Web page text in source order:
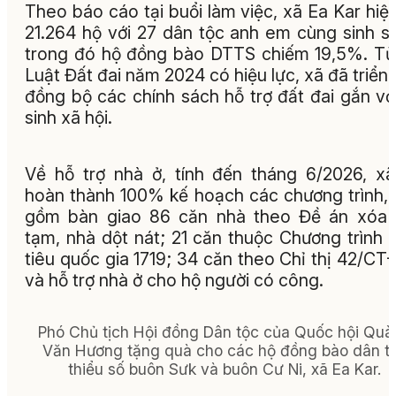
Theo báo cáo tại buổi làm việc, xã Ea Kar
21.264 hộ với 27 dân tộc anh em cùng sinh
trong đó hộ đồng bào DTTS chiếm 19,5%.
Luật Đất đai năm 2024 có hiệu lực, xã đã triển
đồng bộ các chính sách hỗ trợ đất đai gắn
sinh xã hội.
Về hỗ trợ nhà ở, tính đến tháng 6/2026,
hoàn thành 100% kế hoạch các chương trình,
gồm bàn giao 86 căn nhà theo Đề án xóa
tạm, nhà dột nát; 21 căn thuộc Chương trình
tiêu quốc gia 1719; 34 căn theo Chỉ thị 42/
và hỗ trợ nhà ở cho hộ người có công.
Phó Chủ tịch Hội đồng Dân tộc của Quốc hội
Văn Hương tặng quà cho các hộ đồng bào dân
thiểu số buôn Sưk và buôn Cư Ni, xã Ea Kar.